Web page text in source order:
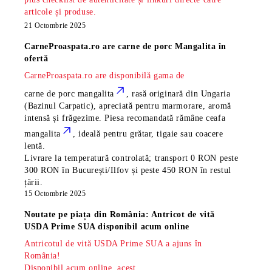
articole și produse.
21 Octombrie 2025
CarneProaspata.ro arecarne de porc Mangalita în
ofertă
CarneProaspata.ro are disponibilă gama de
carne de porc mangalita
, rasă originară din Ungaria
(Bazinul Carpatic), apreciată pentru marmorare, aromă
intensă și frăgezime. Piesa recomandată rămâneceafa
mangalita
, ideală pentru grătar, tigaie sau coacere
lentă.
Livrare la temperatură controlată; transport 0 RON peste
300 RON în București/Ilfov și peste 450 RON în restul
țării.
15 Octombrie 2025
Noutate pe piața din România: Antricot de vită
USDA Prime SUA disponibil acum online
Antricotul de vită USDA Prime SUA a ajuns în
România!
Disponibil acum online, acest